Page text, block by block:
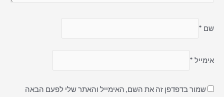
שם *
אימייל *
שמור בדפדפן זה את השם, האימייל והאתר שלי לפעם הבאה